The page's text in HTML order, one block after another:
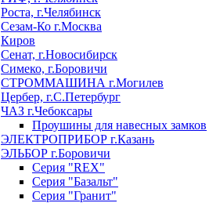
Роста, г.Челябинск
Сезам-Ко г.Москва
Киров
Сенат, г.Новосибирск
Симеко, г.Боровичи
СТРОММАШИНА г.Могилев
Цербер, г.С.Петербург
ЧАЗ г.Чебоксары
Проушины для навесных замков
ЭЛЕКТРОПРИБОР г.Казань
ЭЛЬБОР г.Боровичи
Серия "REX"
Серия "Базальт"
Серия "Гранит"